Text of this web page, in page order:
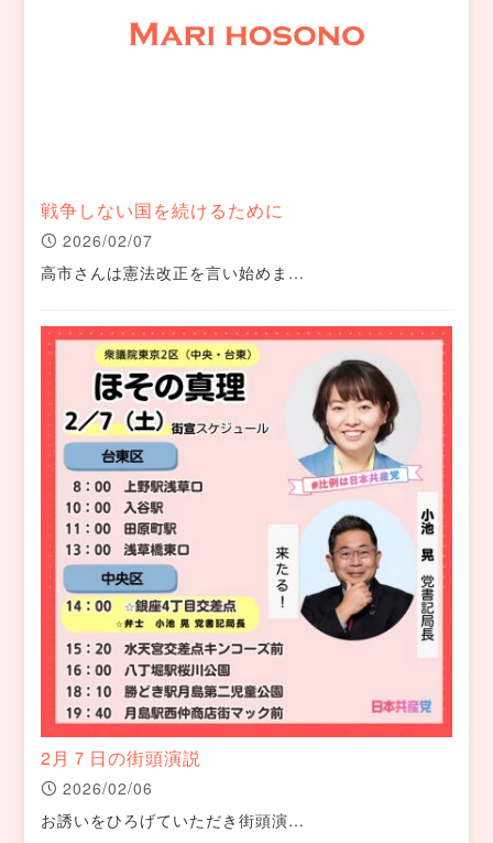
戦争しない国を続けるために
2026/02/07
高市さんは憲法改正を言い始めま…
2月７日の街頭演説
2026/02/06
お誘いをひろげていただき街頭演…